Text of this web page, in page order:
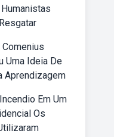
Uma Ideia De
Aprendizagem
Em Um
Os